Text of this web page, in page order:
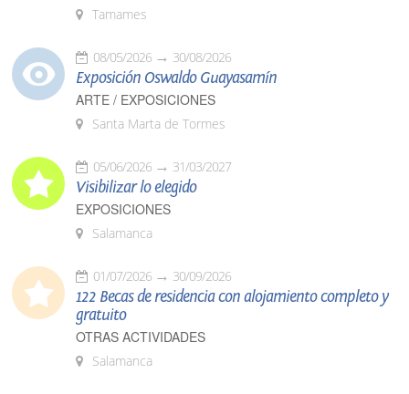
Tamames
08/05/2026 30/08/2026
Exposición Oswaldo Guayasamín
ARTE / EXPOSICIONES
Santa Marta de Tormes
05/06/2026 31/03/2027
Visibilizar lo elegido
EXPOSICIONES
Salamanca
01/07/2026 30/09/2026
122 Becas de residencia con alojamiento completo y
gratuito
OTRAS ACTIVIDADES
Salamanca